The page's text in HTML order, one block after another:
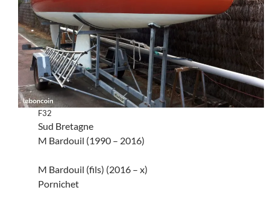
F32
Sud Bretagne
M Bardouil (1990 – 2016)
M Bardouil (fils) (2016 – x)
Pornichet